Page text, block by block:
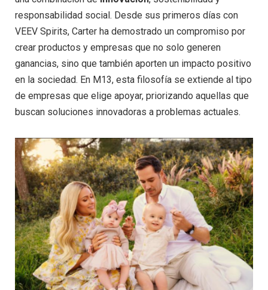
responsabilidad social. Desde sus primeros días con
VEEV Spirits, Carter ha demostrado un compromiso por
crear productos y empresas que no solo generen
ganancias, sino que también aporten un impacto positivo
en la sociedad. En M13, esta filosofía se extiende al tipo
de empresas que elige apoyar, priorizando aquellas que
buscan soluciones innovadoras a problemas actuales.